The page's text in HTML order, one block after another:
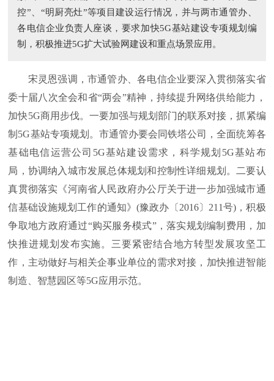
控”、“明厨亮灶”等项目建设运行情况，并与两市通管办、
各电信企业负责人座谈，要求加快5G基站建设专项规划编
制，积极推进5G扩大试验网建设和重点场景应用。
宋灵恩强调，市通管办、各电信企业要深入贯彻落实省
委十届八次全会和省“两会”精神，持续提升网络供给能力，
加快5G商用步伐。一要加强与规划部门的联系对接，抓紧编
制5G基站专项规划。市通管办要会同铁塔公司，全面统筹各
基础电信运营公司5G基站建设需求，科学规划5G基站布
局，协调纳入城市发展总体规划和控制性详细规划。二要认
真贯彻落实《河南省人民政府办公厅关于进一步加强城市通
信基础设施规划工作的通知》(豫政办〔2016〕211号)，积极
争取地方政府通过“购买服务模式”，落实规划编制费用，加
快推进规划发布实施。三要紧密结合地方转型发展攻坚工
作，主动做好与相关企事业单位的需求对接，加快推进智能
制造、智慧园区等5G应用示范。